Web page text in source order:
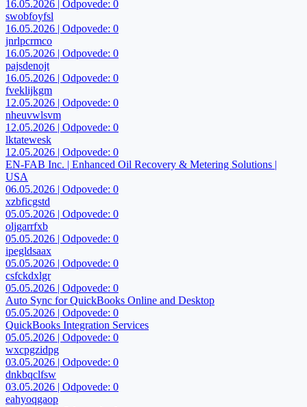
16.05.2026 | Odpovede: 0
swobfoyfsl
16.05.2026 | Odpovede: 0
jnrlpcrmco
16.05.2026 | Odpovede: 0
pajsdenojt
16.05.2026 | Odpovede: 0
fveklijkgm
12.05.2026 | Odpovede: 0
nheuvwlsvm
12.05.2026 | Odpovede: 0
lktatewesk
12.05.2026 | Odpovede: 0
EN-FAB Inc. | Enhanced Oil Recovery & Metering Solutions |
USA
06.05.2026 | Odpovede: 0
xzbficgstd
05.05.2026 | Odpovede: 0
oljgarrfxb
05.05.2026 | Odpovede: 0
ipegldsaax
05.05.2026 | Odpovede: 0
csfckdxlgr
05.05.2026 | Odpovede: 0
Auto Sync for QuickBooks Online and Desktop
05.05.2026 | Odpovede: 0
QuickBooks Integration Services
05.05.2026 | Odpovede: 0
wxcpgzidpg
03.05.2026 | Odpovede: 0
dnkbqclfsw
03.05.2026 | Odpovede: 0
eahyoqgaop